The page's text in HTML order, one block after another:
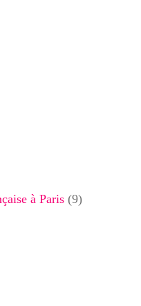
à Paris (9)